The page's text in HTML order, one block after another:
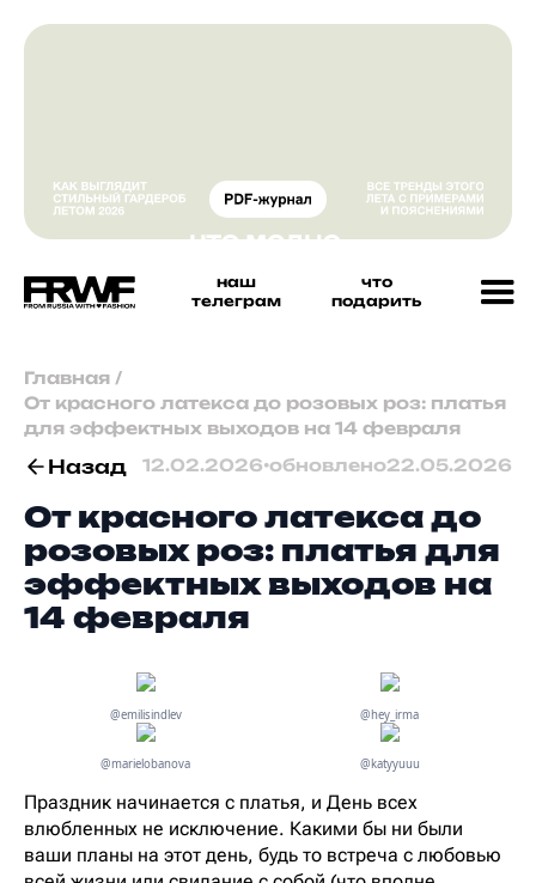
наш
телеграм
что
подарить
Главная /
От красного латекса до розовых роз: платья
для эффектных выходов на 14 февраля
Назад 12.02.2026•обновлено22.05.2026
От красного латекса до
розовых роз: платья для
эффектных выходов на
14 февраля
@emilisindlev @hey_irma
@marielobanova @katyyuuu
Праздник начинается с платья, и День всех
влюбленных не исключение. Какими бы ни были
ваши планы на этот день, будь то встреча с любовью